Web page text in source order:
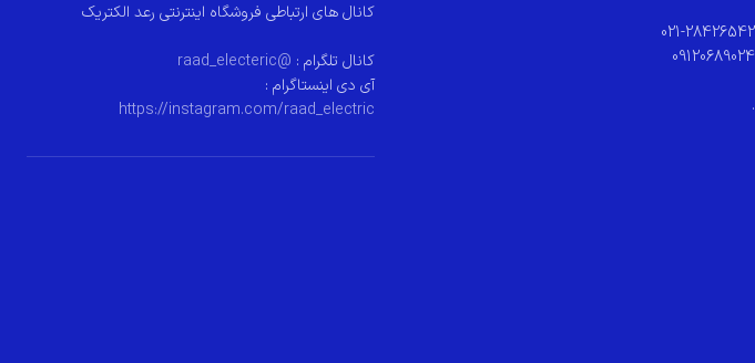
021-28426542
09120689024
.
کانال های ارتباطی فروشگاه اینترنتی رعد الکتریک
کانال تلگرام : @raad_electeric
آی دی اینستاگرام :
https://instagram.com/raad_electric